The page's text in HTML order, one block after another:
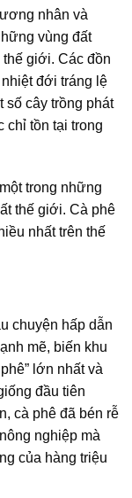
nhân và
vùng đất
giới. Các đồn
đới tráng lệ
số cây trồng phát
chỉ tồn tại trong
trong những
thế giới. Cà phê
nhất trên thế
chuyện hấp dẫn
mẽ, biến khu
lớn nhất và
đầu tiên
cà phê đã bén rễ
nghiệp mà
của hàng triệu